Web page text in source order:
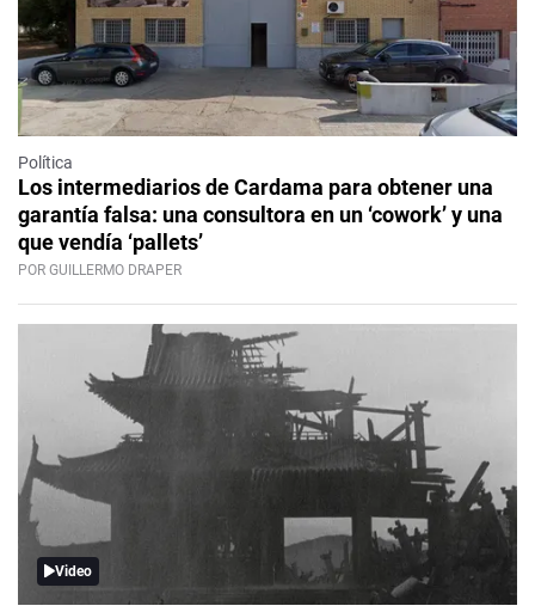
Política
Los intermediarios de Cardama para obtener una
garantía falsa: una consultora en un ‘cowork’ y una
que vendía ‘pallets’
POR GUILLERMO DRAPER
Video